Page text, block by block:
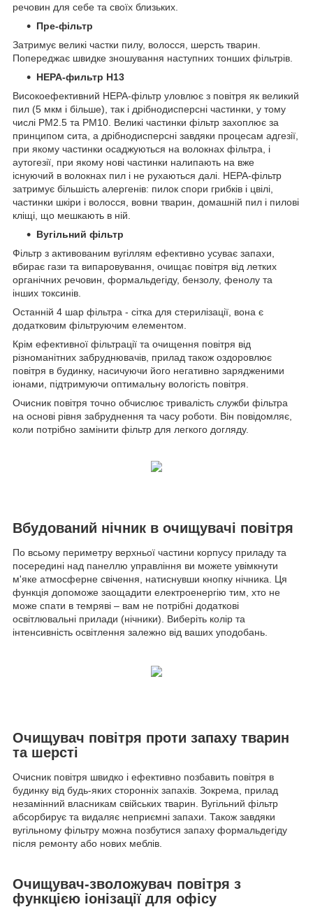
речовин для себе та своїх близьких.
Пре-фільтр
Затримує великі частки пилу, волосся, шерсть тварин.
Попереджає швидке зношування наступних тонших фільтрів.
HEPA-фильтр H13
Високоефективний НЕРА-фільтр уловлює з повітря як великий
пил (5 мкм і більше), так і дрібнодисперсні частинки, у тому
числі PM2.5 та PM10. Великі частинки фільтр захоплює за
принципом сита, а дрібнодисперсні завдяки процесам адгезії,
при якому частинки осаджуються на волокнах фільтра, і
аутогезії, при якому нові частинки налипають на вже
існуючий в волокнах пил і не рухаються далі. HEPA-фільтр
затримує більшість алергенів: пилок спори грибків і цвілі,
частинки шкіри і волосся, вовни тварин, домашній пил і пилові
кліщі, що мешкають в ній.
Вугільний фільтр
Фільтр з активованим вугіллям ефективно усуває запахи,
вбирає гази та випаровування, очищає повітря від летких
органічних речовин, формальдегіду, бензолу, фенолу та
інших токсинів.
Останній 4 шар фільтра - сітка для стерилізації, вона є
додатковим фільтруючим елементом.
Крім ефективної фільтрації та очищення повітря від
різноманітних забруднювачів, прилад також оздоровлює
повітря в будинку, насичуючи його негативно зарядженими
іонами, підтримуючи оптимальну вологість повітря.
Очисник повітря точно обчислює тривалість служби фільтра
на основі рівня забруднення та часу роботи. Він повідомляє,
коли потрібно замінити фільтр для легкого догляду.
Вбудований нічник в очищувачі повітря
По всьому периметру верхньої частини корпусу приладу та
посередині над панеллю управління ви можете увімкнути
м'яке атмосферне свічення, натиснувши кнопку нічника. Ця
функція допоможе заощадити електроенергію тим, хто не
може спати в темряві – вам не потрібні додаткові
освітлювальні прилади (нічники). Виберіть колір та
інтенсивність освітлення залежно від ваших уподобань.
Очищувач повітря проти запаху тварин
та шерсті
Очисник повітря швидко і ефективно позбавить повітря в
будинку від будь-яких сторонніх запахів. Зокрема, прилад
незамінний власникам свійських тварин. Вугільний фільтр
абсорбирує та видаляє неприємні запахи. Також завдяки
вугільному фільтру можна позбутися запаху формальдегіду
після ремонту або нових меблів.
Очищувач-зволожувач повітря з
функцією іонізації для офісу